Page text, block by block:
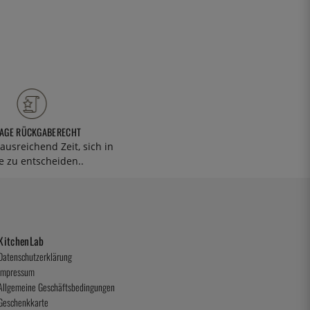
RÜCKGABERECHT
Zeit, sich in
zu entscheiden..
Geschäftsbedingungen